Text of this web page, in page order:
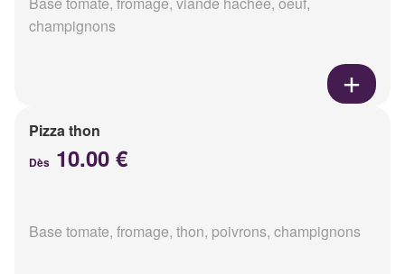
champignons
Pizza thon
Dès 10.00 €
Base tomate, fromage, thon, poivrons, champignons